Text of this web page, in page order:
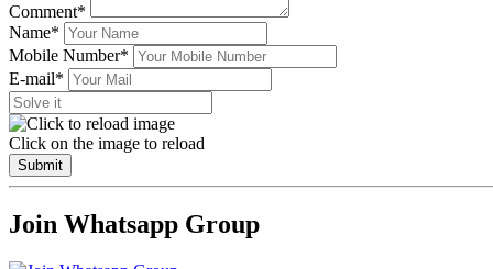
Comment*
Name*
Mobile Number*
E-mail*
Click on the image to reload
Submit
Join Whatsapp Group